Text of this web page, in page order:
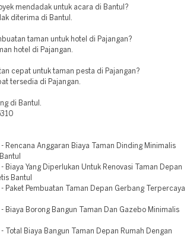
mendadak untuk acara di Bantul?
diterima di Bantul.
taman untuk hotel di Pajangan?
hotel di Pajangan.
cepat untuk taman pesta di Pajangan?
tersedia di Pajangan.
di Bantul.
Rencana Anggaran Biaya Taman Dinding Minimalis
Biaya Yang Diperlukan Untuk Renovasi Taman Depan
Bantul
Paket Pembuatan Taman Depan Gerbang Terpercaya
Biaya Borong Bangun Taman Dan Gazebo Minimalis
Total Biaya Bangun Taman Depan Rumah Dengan